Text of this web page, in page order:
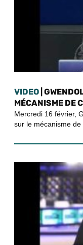
VIDEO |
MÉCANISME DE
Mercredi 16 février,
sur le mécanisme de